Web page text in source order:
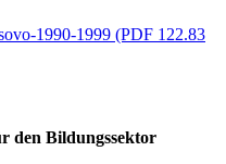
1990-1999 (PDF 122.83
den Bildungssektor